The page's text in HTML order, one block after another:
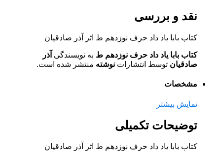
نقد و بررسی
کتاب بابا یاد داد حرف نوزدهم ط اثر آذر صادقیان
کتاب بابا یاد داد حرف نوزدهم ط به نویسندگی آذر
صادقیان توسط انتشارات نوشته منتشر شده است.
مشخصات
نمایش بیشتر
توضیحات تکمیلی
کتاب بابا یاد داد حرف نوزدهم ط اثر آذر صادقیان